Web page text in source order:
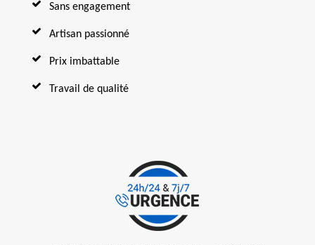
Sans engagement
Artisan passionné
Prix imbattable
Travail de qualité